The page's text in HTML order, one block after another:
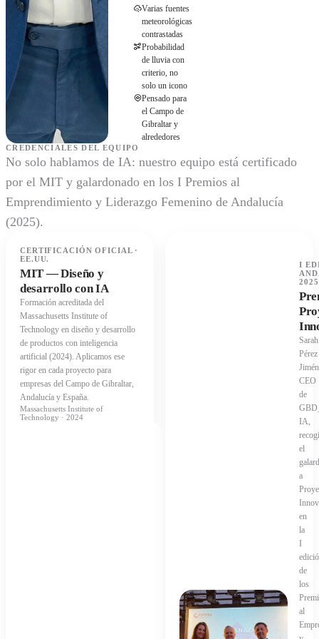
Varias fuentes
meteorológicas
contrastadas
Probabilidad
de lluvia con
criterio, no
solo un icono
Pensado para
el Campo de
Gibraltar y
alrededores
CREDENCIALES DEL EQUIPO
No solo hablamos de IA: nuestro equipo está certificado
por el MIT y galardonado en los I Premios al
Emprendimiento y Liderazgo Femenino de Andalucía
(2025).
CERTIFICACIÓN OFICIAL ·
EE.UU.
MIT — Diseño y
desarrollo con IA
Formación acreditada del
Massachusetts Institute of
Technology en diseño y desarrollo
de productos con inteligencia
artificial (2024). Aplicamos ese
rigor en cada proyecto para
empresas del Campo de Gibraltar,
Andalucía y España.
Massachusetts Institute of
Technology · 2024
I
2025
Sarah
Pérez
CEO
de
IA,
el
a
en
la
I
de
los
al